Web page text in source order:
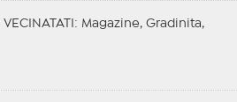
VECINATATI
: Magazine, Gradinita,